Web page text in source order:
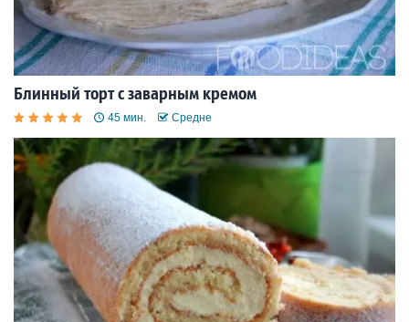
Блинный торт с заварным кремом
45 мин. Средне